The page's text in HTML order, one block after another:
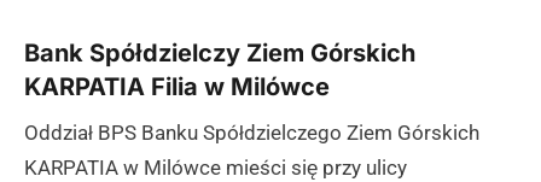
Bank Spółdzielczy Ziem Górskich
KARPATIA Filia w Milówce
Oddział BPS Banku Spółdzielczego Ziem Górskich
KARPATIA w Milówce mieści się przy ulicy